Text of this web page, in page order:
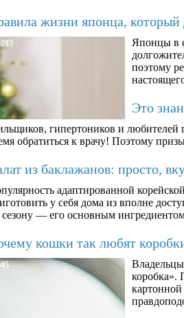
жизни японца, который
Японцы в
поэтому
Это
гипертоников и
обратиться к врачу! Поэтому
из баклажанов: просто,
адаптированной
у себя дома из вполне
сезону — его основным
кошки так любят
коробка».